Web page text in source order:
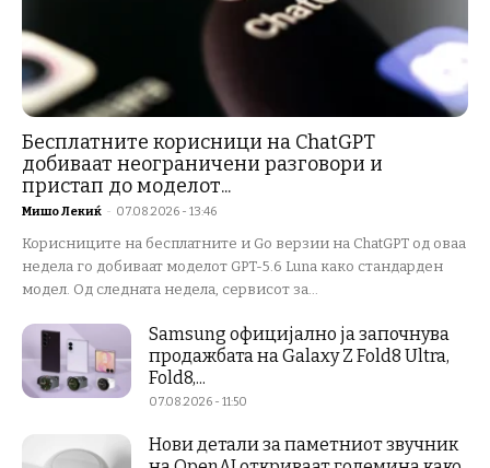
Бесплатните корисници на ChatGPT
добиваат неограничени разговори и
пристап до моделот...
Мишо Лекиќ - 07.08.2026 - 13:46
Корисниците на бесплатните и Go верзии на ChatGPT од оваа
недела го добиваат моделот GPT-5.6 Luna како стандарден
модел. Од следната недела, сервисот за...
Samsung официјално ја започнува
продажбата на Galaxy Z Fold8 Ultra,
Fold8,...
07.08.2026 - 11:50
Нови детали за паметниот звучник